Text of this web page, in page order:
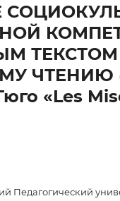
ЧТЕНИЮ
«Les
Педагогический